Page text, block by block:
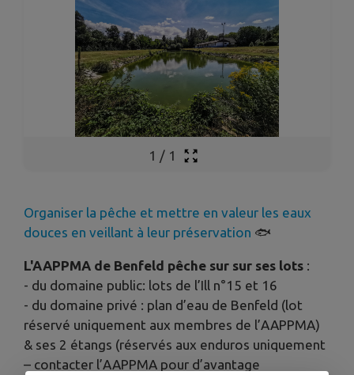
1 / 1
Organiser la pêche et mettre en valeur les eaux
douces en veillant à leur préservation 🐟
L'AAPPMA de Benfeld pêche sur sur ses lots :
- du domaine public: lots de l’Ill n°15 et 16
- du domaine privé : plan d’eau de Benfeld (lot
réservé uniquement aux membres de l’AAPPMA)
& ses 2 étangs (réservés aux enduros uniquement
– contacter l’AAPPMA pour d’avantage